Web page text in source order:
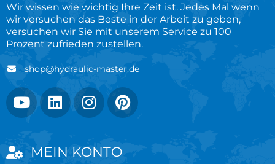
Wir wissen wie wichtig Ihre Zeit ist. Jedes Mal wenn
wir versuchen das Beste in der Arbeit zu geben,
versuchen wir Sie mit unserem Service zu 100
Prozent zufrieden zustellen.
shop@hydraulic-master.de
MEIN KONTO